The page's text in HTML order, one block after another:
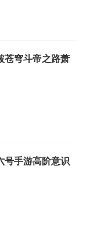
苍穹斗帝之路萧
号手游高阶意识